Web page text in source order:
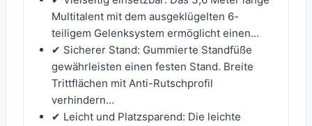
Multitalent mit dem ausgeklügelten 6-
teiligem Gelenksystem ermöglicht einen...
✔ Sicherer Stand: Gummierte Standfüße
gewährleisten einen festen Stand. Breite
Trittflächen mit Anti-Rutschprofil
verhindern...
✔ Leicht und Platzsparend: Die leichte